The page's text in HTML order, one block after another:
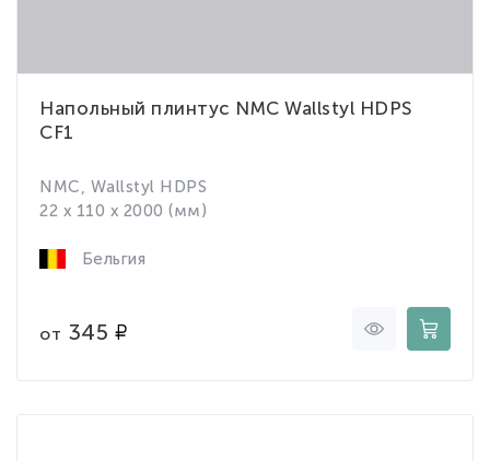
Напольный плинтус NMC Wallstyl HDPS
CF1
NMC, Wallstyl HDPS
22 x 110 x 2000 (мм)
Бельгия
от 345